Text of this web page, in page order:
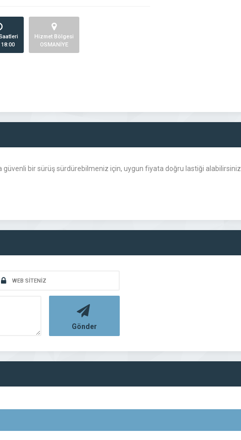
Hizmet Bölgesi
OSMANİYE
bir sürüş sürdürebilmeniz için, uygun fiyata doğru lastiği alabilirsiniz.
Gönder